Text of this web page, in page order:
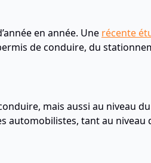
en année. Une récente
de conduire, du
mais aussi au niveau
automobilistes, tant au niveau